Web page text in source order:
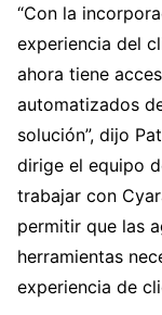
“Con la
experiencia del
ahora tiene
automatizados
solución”, dijo
dirige el equipo
trabajar con
permitir que las
herramientas
experiencia de